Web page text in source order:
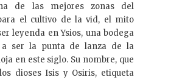
de las mejores zonas del
el cultivo de la vid, el mito
leyenda en Ysios, una bodega
a ser la punta de lanza de la
en este siglo. Su nombre, que
dioses Isis y Osiris, etiqueta